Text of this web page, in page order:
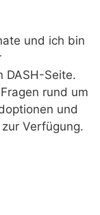
und ich bin
DASH-Seite.
rund um
und
Verfügung.